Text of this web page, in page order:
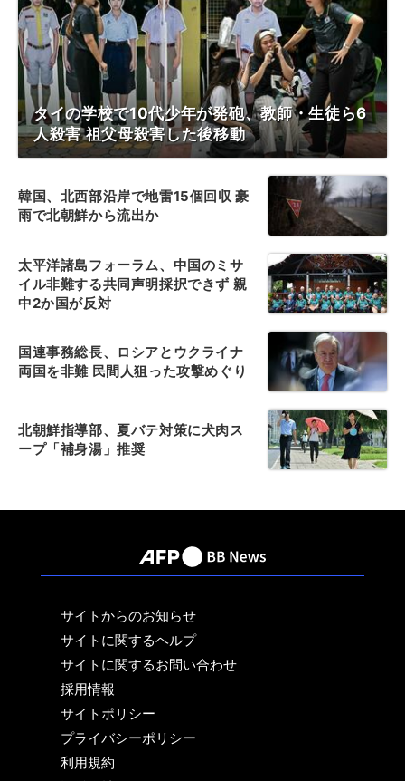
タイの学校で10代少年が発砲、教師・生徒ら6
人殺害 祖父母殺害した後移動
韓国、北西部沿岸で地雷15個回収 豪
雨で北朝鮮から流出か
太平洋諸島フォーラム、中国のミサ
イル非難する共同声明採択できず 親
中2か国が反対
国連事務総長、ロシアとウクライナ
両国を非難 民間人狙った攻撃めぐり
北朝鮮指導部、夏バテ対策に犬肉ス
ープ「補身湯」推奨
サイトからのお知らせ
サイトに関するヘルプ
サイトに関するお問い合わせ
採用情報
サイトポリシー
プライバシーポリシー
利用規約